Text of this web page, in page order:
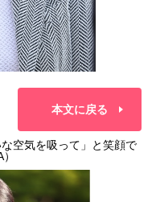
本文に戻る
空気を吸って」と笑顔で